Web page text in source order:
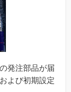
発注部品が届
よび初期設定